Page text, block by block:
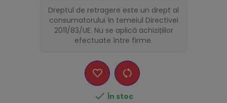
Dreptul de retragere este un drept al
consumatorului în temeiul Directivei
2011/83/UE. Nu se aplică achizițiilor
efectuate între firme.
 În stoc